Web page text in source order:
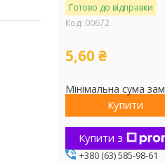
Готово до відправки
Код: 00672
5,60 ₴
Мінімальна сума
Купити
Купити з
+380 (63) 585-98-61